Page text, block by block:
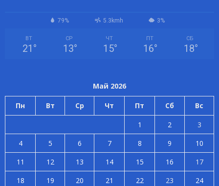
79% 5.3kmh 3%
ВТ
21 °
СР
13°
ЧТ
15°
ПТ
16°
СБ
18°
Май 2026
Пн Вт Ср Чт Пт Сб Вс
1 2
3
4
5 6 7 8 9
10
11
12 13 14 15 16
17
18
19 20 21 22 23 24